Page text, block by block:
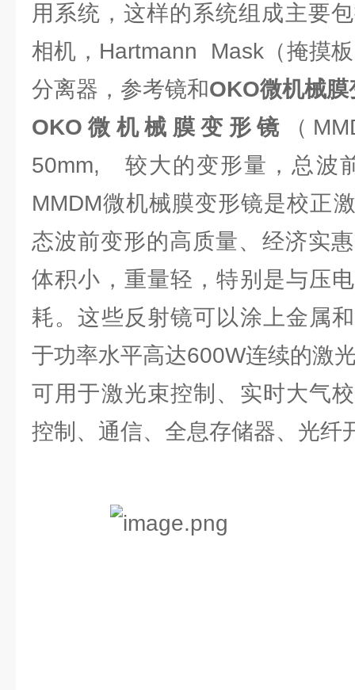
用系统，这样的系统组成主要
相机，Hartmann Mask（掩摸
分离器，参考镜和OKO微机械膜
OKO微机械膜变形镜
（
50mm, 较大的变形量，总波
MMDM微机械膜变形镜是校正
态波前变形的高质量、经济实
体积小，重量轻，特别是与压
耗。这些反射镜可以涂上金属
于功率水平高达600W连续的激
可用于激光束控制、实时大气
控制、通信、全息存储器、光纤